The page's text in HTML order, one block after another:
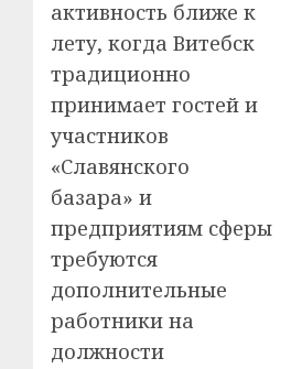
активность ближе к
лету, когда Витебск
традиционно
принимает гостей и
участников
«Славянского
базара» и
предприятиям сферы
требуются
дополнительные
работники на
должности